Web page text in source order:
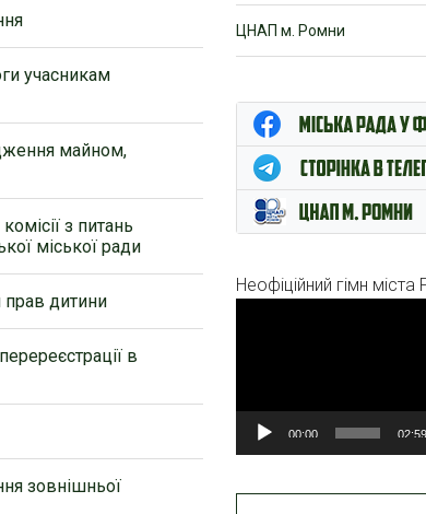
учасникам
майном,
з питань
міської ради
прав дитини
в
зовнішньої
ЦНАП м. Ромни
Неофіційний гімн міста
00:00 02:59